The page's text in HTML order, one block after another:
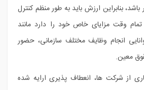
بنابراین ارزش باید به طور منظم کنترل
وقت مزایای خاص خود را دارد مانند
انجام وظایف مختلف سازمانی، حضور
معین.
از شرکت ها، انعطاف پذیری ارایه شده